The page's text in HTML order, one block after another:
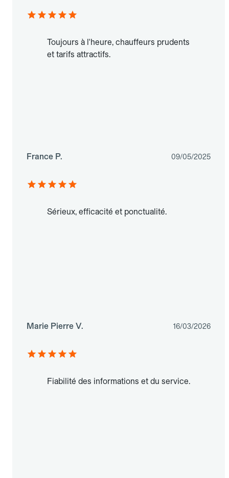
Toujours à l'heure, chauffeurs prudents
et tarifs attractifs.
France P. 09/05/2025
Sérieux, efficacité et ponctualité.
Marie Pierre V. 16/03/2026
Fiabilité des informations et du service.